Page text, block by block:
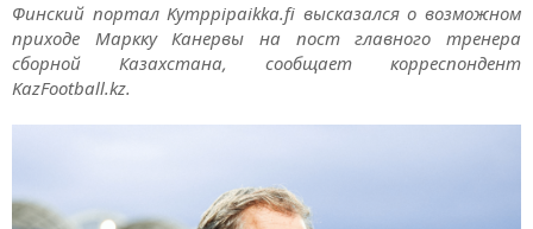
Финский портал Kymppipaikka.fi высказался о возможном
приходе Маркку Канервы на пост главного тренера
сборной Казахстана, сообщает корреспондент
KazFootball.kz.